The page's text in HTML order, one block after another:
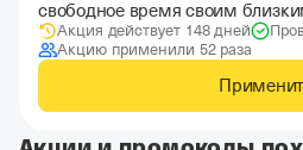
свободное время своим
Акция действует 148 дней
Акцию применили 52 раза